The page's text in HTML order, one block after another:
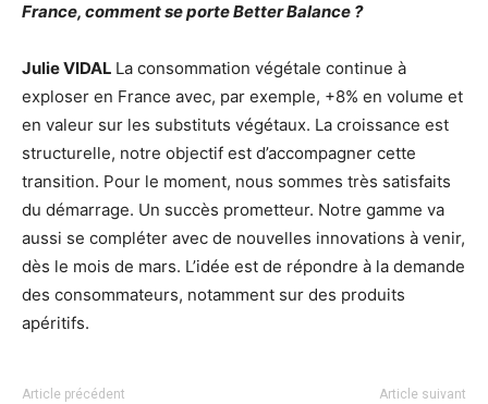
France, comment se porte Better Balance ?
Julie VIDAL La consommation végétale continue à
exploser en France avec, par exemple, +8% en volume et
en valeur sur les substituts végétaux. La croissance est
structurelle, notre objectif est d’accompagner cette
transition. Pour le moment, nous sommes très satisfaits
du démarrage. Un succès prometteur. Notre gamme va
aussi se compléter avec de nouvelles innovations à venir,
dès le mois de mars. L’idée est de répondre à la demande
des consommateurs, notamment sur des produits
apéritifs.
Article précédent Article suivant